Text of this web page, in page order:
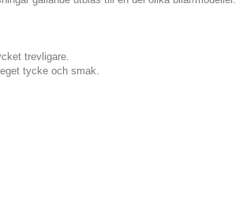
trevligare.
tycke och smak.